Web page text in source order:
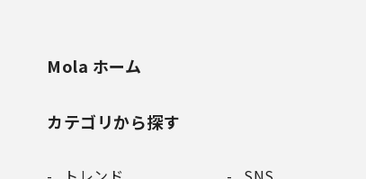
Mola ホーム
カテゴリから探す